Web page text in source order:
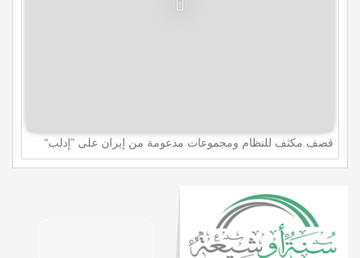
قصف مكثف للنظام ومجموعات مدعومة من إيران على ”إدلب“